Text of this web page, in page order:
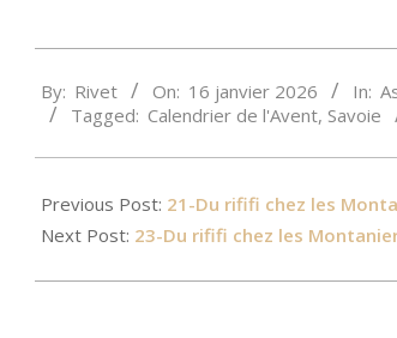
01-
16
By: Rivet On: 16 janvier 2026 In:
Tagged: Calendrier de l'Avent, Savoie
Previous Post: 21-Du rififi chez les
Next Post: 23-Du rififi chez les